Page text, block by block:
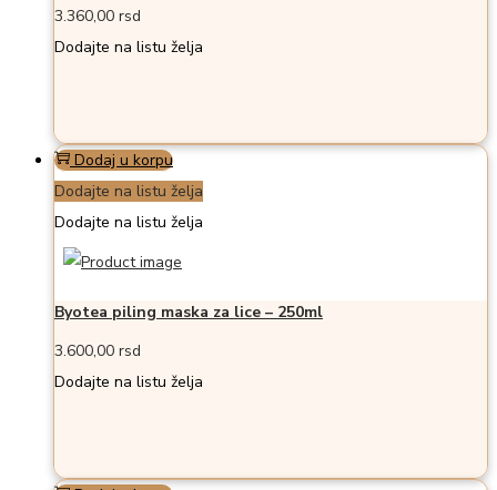
3.360,00 rsd
Dodajte na listu želja
Dodaj u korpu
Dodajte na listu želja
Dodajte na listu želja
Byotea piling maska za lice – 250ml
3.600,00 rsd
Dodajte na listu želja